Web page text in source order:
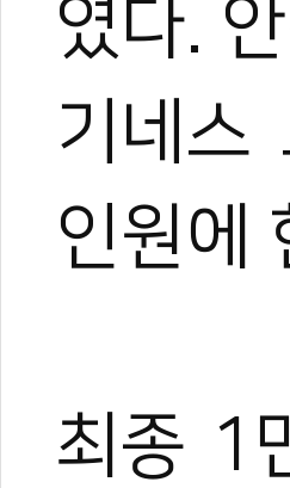
였다.
기네스
인원에
최종 1